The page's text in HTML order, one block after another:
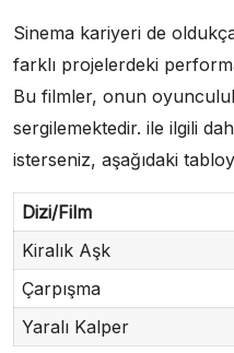
Sinema kariyeri de
farklı projelerdeki
Bu filmler, onun
sergilemektedir. ile ilgili
isterseniz, aşağıdaki
Dizi/Film
Kiralık Aşk
Çarpışma
Yaralı Kalper